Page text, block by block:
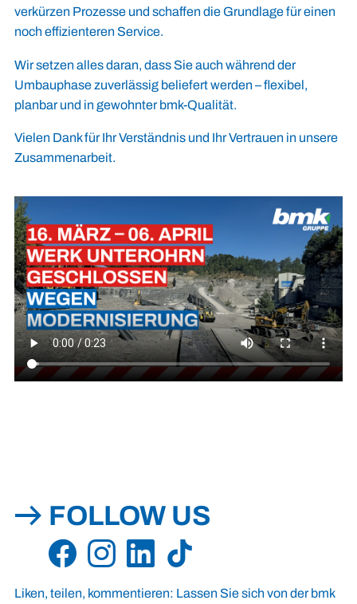
verkürzen Prozesse und schaffen die Grundlage für einen
noch effizienteren Service.
Wir setzen alles daran, dass Sie auch während der
Umbauphase zuverlässig beliefert werden – flexibel,
planbar und in gewohnter bmk-Qualität.
Vielen Dank für Ihr Verständnis und Ihr Vertrauen in unsere
Zusammenarbeit.
FOLLOW US
Liken, teilen, kommentieren: Lassen Sie sich von der bmk